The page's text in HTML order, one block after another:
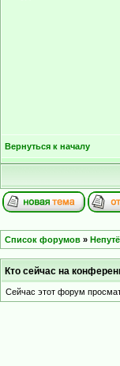
Вернуться к началу
Список форумов »
Кто сейчас на
Сейчас этот форум